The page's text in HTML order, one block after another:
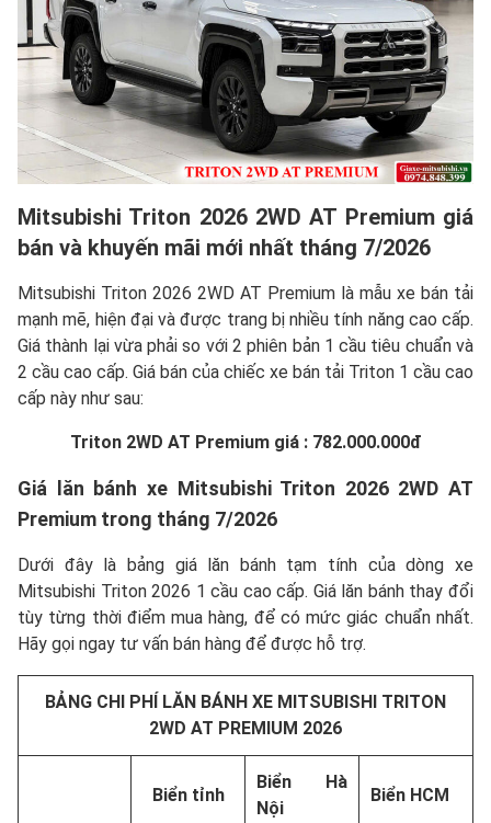
Mitsubishi Triton 2026 2WD AT Premium giá
bán và khuyến mãi mới nhất tháng 7/2026
Mitsubishi Triton 2026 2WD AT Premium là mẫu xe bán tải
mạnh mẽ, hiện đại và được trang bị nhiều tính năng cao cấp.
Giá thành lại vừa phải so với 2 phiên bản 1 cầu tiêu chuẩn và
2 cầu cao cấp. Giá bán của chiếc xe bán tải Triton 1 cầu cao
cấp này như sau:
Triton 2WD AT Premium giá : 782.000.000đ
Giá lăn bánh xe Mitsubishi Triton 2026 2WD AT
Premium trong tháng 7/2026
Dưới đây là bảng giá lăn bánh tạm tính của dòng xe
Mitsubishi Triton 2026 1 cầu cao cấp. Giá lăn bánh thay đổi
tùy từng thời điểm mua hàng, để có mức giác chuẩn nhất.
Hãy gọi ngay tư vấn bán hàng để được hỗ trợ.
BẢNG CHI PHÍ LĂN BÁNH XE MITSUBISHI TRITON
2WD AT PREMIUM 2026
Biển tỉnh
Biển Hà
Nội
Biển HCM